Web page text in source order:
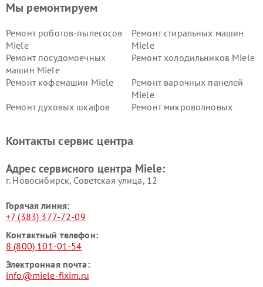
Мы ремонтируем
Ремонт роботов-пылесосов
Miele
Ремонт стиральных машин
Miele
Ремонт посудомоечных
машин Miele
Ремонт холодильников Miele
Ремонт кофемашин Miele
Ремонт варочных панелей
Miele
Ремонт духовых шкафов
Ремонт микроволновых
Miele
Miele
пылесосов Miele
Контакты сервис центра
Адрес сервисного центра Miele:
г. Новосибирск, Советская улица, 12
Горячая линия:
+7 (383) 377-72-09
Контактный телефон:
8 (800) 101-01-54
Электронная почта:
info@miele-fixim.ru